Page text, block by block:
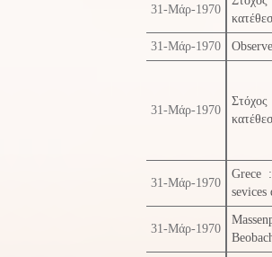
31-Μάρ-1970
31-Μάρ-1970
31-Μάρ-1970
31-Μάρ-1970
Grece
sevices
31-Μάρ-1970